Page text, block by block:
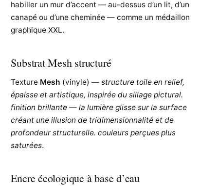
habiller un mur d’accent — au-dessus d’un lit, d’un
canapé ou d’une cheminée — comme un médaillon
graphique XXL.
Substrat Mesh structuré
Texture Mesh (vinyle) —structure toile en relief,
épaisse et artistique, inspirée du sillage pictural.
finition brillante — la lumière glisse sur la surface
créant une illusion de tridimensionnalité et de
profondeur structurelle. couleurs perçues plus
saturées.
Encre écologique à base d’eau